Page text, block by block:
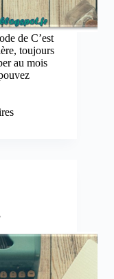
de C’est
toujours
au mois